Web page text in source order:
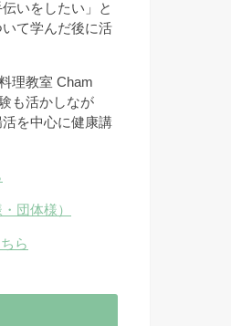
いをしたい」と
て学んだ後に活
理教室 Cham
も活かしなが
を中心に健康講
団体様）
ら